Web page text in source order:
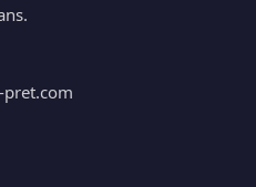
pret.com